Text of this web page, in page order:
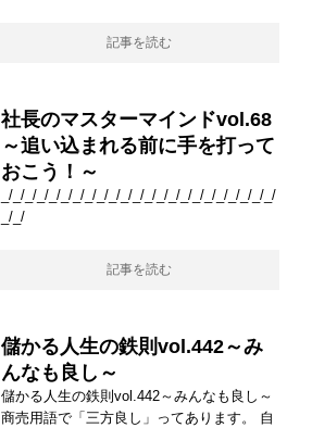
記事を読む
社長のマスターマインドvol.68
～追い込まれる前に手を打って
おこう！～
_/_/_/_/_/_/_/_/_/_/_/_/_/_/_/_/_/_/_/_/_/_/_/
_/_/
記事を読む
儲かる人生の鉄則vol.442～み
んなも良し～
儲かる人生の鉄則vol.442～みんなも良し～
商売用語で「三方良し」ってあります。 自